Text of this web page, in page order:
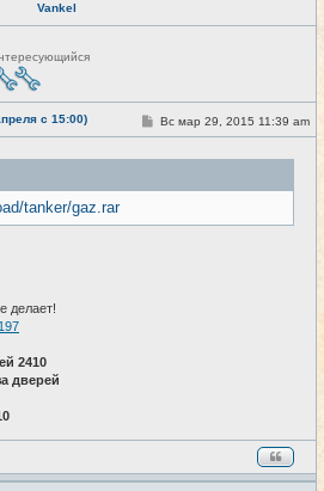
Vankel
с 15:00) #24
С
о
б
е
Вс мар 29, 2015 11:39 am
tanker/gaz.rar
делает!
2410
дверей